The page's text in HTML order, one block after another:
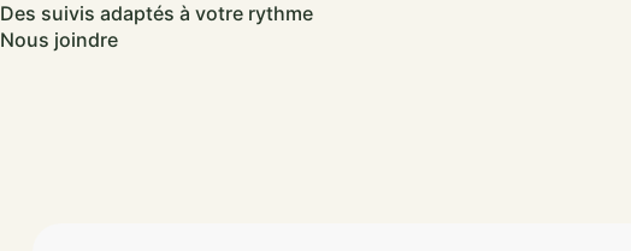
Des suivis adaptés à votre rythme
Nous joindre